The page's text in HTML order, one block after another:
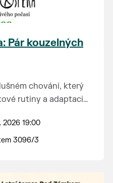
Pár kouzelných
chování, který
rutiny a adaptaci
počasí.
2026 19:00
3096/3